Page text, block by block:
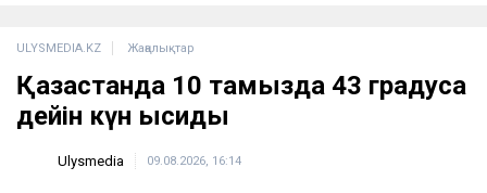
ULYSMEDIA.KZ Жаңалықтар
Қазақстанда 10 тамызда 43 градусқа
дейін күн ысиды
Ulysmedia 09.08.2026, 16:14